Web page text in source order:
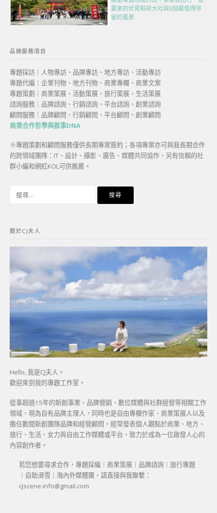
要來的伏見稻荷大社與8個最值得停
留的風景
品牌服務項目
專題採訪｜人物專訪、品牌專訪、地方專訪、活動專訪
專題代編｜企業刊物、地方刊物、商業專欄、商業文案
專題策劃｜商業策展、活動策展、旅行策展、生活策展
諮詢服務｜品牌諮詢、行銷諮詢、平台諮詢、創業諮詢
顧問服務｜品牌顧問、行銷顧問、平台顧問、創業顧問
商業合作哲學與敘事DNA
※專題策劃和顧問服務僅供長期專案簽約；各項專案亦可與我長期合作
的跨領域團隊：IT、設計、攝影、廣告、媒體共同協作，另有信賴的社
群小編和網紅KOL可供推薦。
字:
關於CJ夫人
Hello, 我是CJ夫人。
歡迎來到我的專題工作室。
從事超過15年的新創事業、品牌營銷、數位媒體與社群經營等相關工作
領域，現為自有品牌主理人，同時也是自由專欄作家、商業策展人以及
擔任數間新創團隊品牌和經營顧問，經常發表個人觀點於商業、地方、
旅行、生活、女力與自由工作媒體或平台，致力於成為一位啟發人心的
內容創作者。
若您想要尋求合作，專題採編｜商業策展｜品牌諮詢｜旅行專題
｜自助滑雪｜海內外媒體團，請直接與我聯繫：
cjscene.info@gmail.com